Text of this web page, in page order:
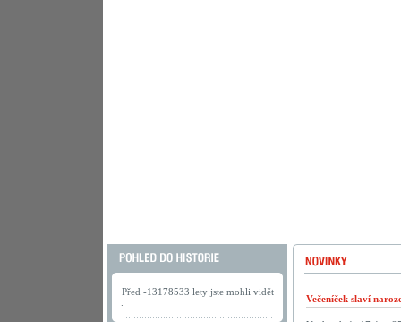
Před -13178533 lety jste mohli vidět
Večeníček slaví